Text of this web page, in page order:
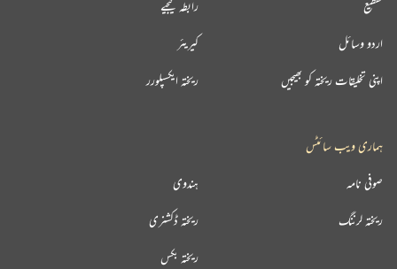
تقطیع
اردو وسائل
اپنی تخلیقات ریختہ کو بھیجیں
رابطہ کیجیے
کیریئر
ریختہ ایکسپلورر
ہماری ویب سائٹس
ہندوی صوفی نامہ
ریختہ ڈکشنری ریختہ لرننگ
ریختہ بکس